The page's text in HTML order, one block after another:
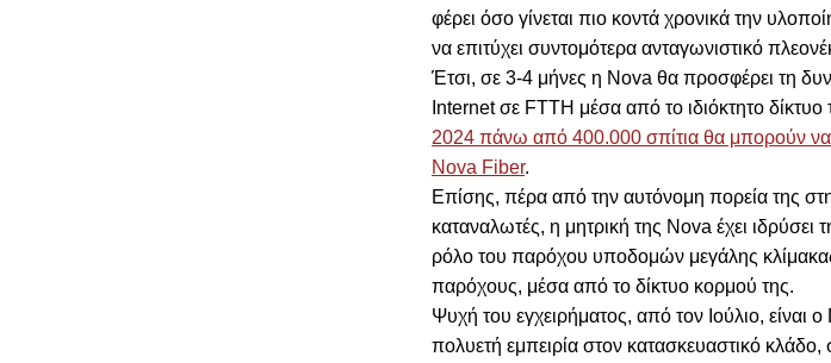
φέρει όσο γίνεται πιο κοντά χρονικά την
να επιτύχει συντομότερα ανταγωνιστικό
Έτσι, σε 3-4 μήνες η Nova θα προσφέρει τη
Internet σε FTTH μέσα από το ιδιόκτητο
2024 πάνω από 400.000 σπίτια θα μπορούν
Nova Fiber.
Επίσης, πέρα από την αυτόνομη πορεία της
καταναλωτές, η μητρική της Nova έχει
ρόλο του παρόχου υποδομών μεγάλης
παρόχους, μέσα από το δίκτυο κορμού της.
Ψυχή του εγχειρήματος, από τον Ιούλιο, είναι
πολυετή εμπειρία στον κατασκευαστικό